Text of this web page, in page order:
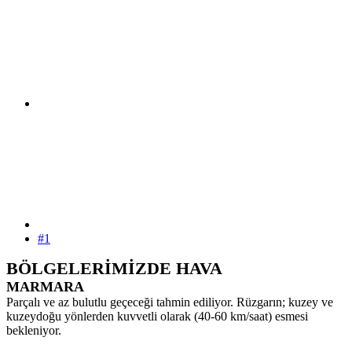
#1
BÖLGELERİMİZDE HAVA
MARMARA
Parçalı ve az bulutlu geçeceği tahmin ediliyor. Rüzgarın; kuzey ve
kuzeydoğu yönlerden kuvvetli olarak (40-60 km/saat) esmesi
bekleniyor.